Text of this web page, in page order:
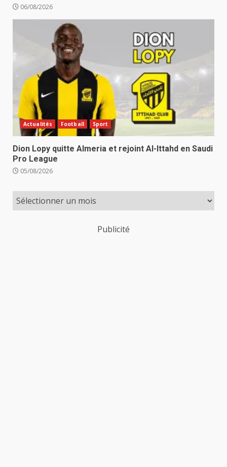
06/08/2026
Actualités Football Sport
Dion Lopy quitte Almeria et rejoint Al-Ittahd en Saudi
Pro League
05/08/2026
Publicité